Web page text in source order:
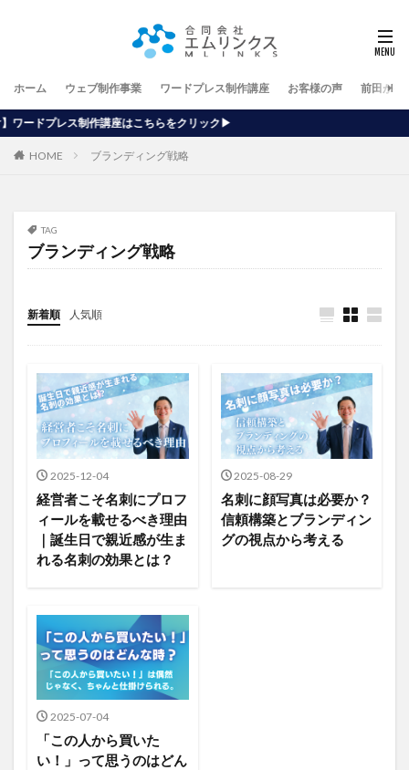
ホーム ウェブ制作事業 ワードプレス制作講座 お客様の声 前田が行
はこちらをクリック▶
HOME ブランディング戦略
TAG
ブランディング戦略
新着順 人気順
2025-12-04
経営者こそ名刺にプロフ
ィールを載せるべき理由
｜誕生日で親近感が生ま
れる名刺の効果とは？
2025-08-29
名刺に顔写真は必要か？
信頼構築とブランディン
グの視点から考える
2025-07-04
「この人から買いた
い！」って思うのはどん